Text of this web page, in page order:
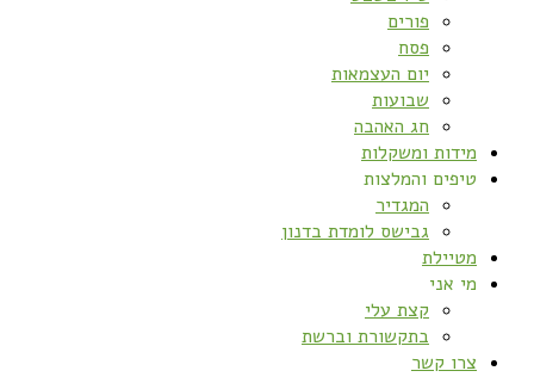
פורים
פסח
יום העצמאות
שבועות
חג האהבה
מידות ומשקלות
טיפים והמלצות
המגדיר
גבישס לומדת בדנון
מטיילת
מי אני
קצת עלי
בתקשורת וברשת
צרו קשר